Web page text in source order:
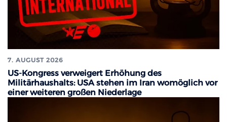
7. AUGUST 2026
US-Kongress verweigert Erhöhung des
Militärhaushalts: USA stehen im Iran womöglich vor
einer weiteren großen Niederlage